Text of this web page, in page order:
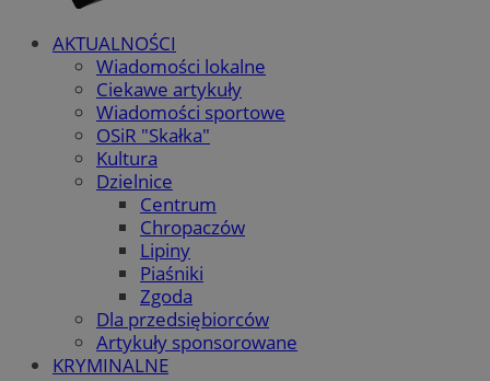
AKTUALNOŚCI
Wiadomości lokalne
Ciekawe artykuły
Wiadomości sportowe
OSiR "Skałka"
Kultura
Dzielnice
Centrum
Chropaczów
Lipiny
Piaśniki
Zgoda
Dla przedsiębiorców
Artykuły sponsorowane
KRYMINALNE